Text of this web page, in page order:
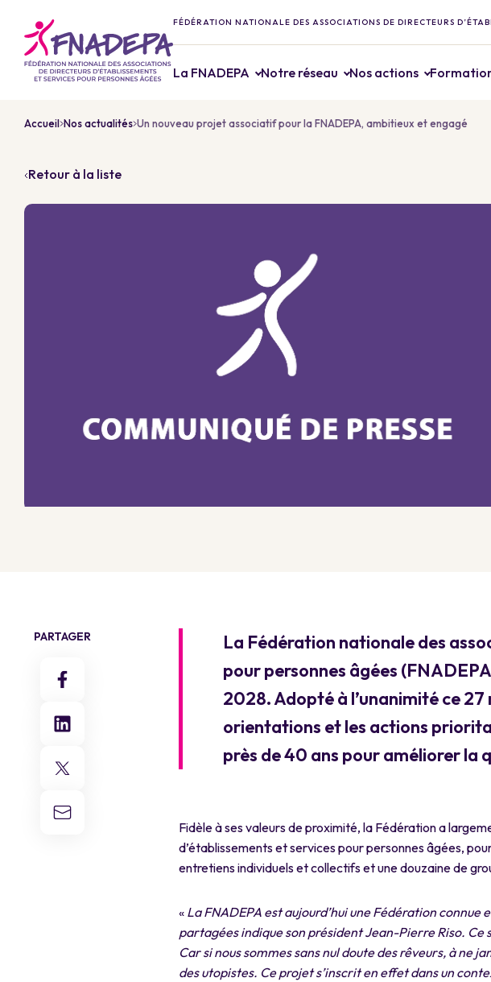
FÉDÉRATION NATIONALE DES ASSOCIATIONS DE DIRECTEURS
La FNADEPA Notre réseau Nos actions
Accueil Nos actualités Un nouveau projet associatif pour la FNADEPA, ambitieux et engagé
Retour à la liste
PARTAGER
La Fédération nationale des
pour personnes âgées
2028. Adopté à l’unanimité ce
orientations et les actions
près de 40 ans pour améliorer la
Fidèle à ses valeurs de proximité, la Fédération a
d’établissements et services pour personnes âgées,
entretiens individuels et collectifs et une douzaine de
« La FNADEPA est aujourd’hui une Fédération
partagées indique son président Jean-Pierre Riso. Ce
Car si nous sommes sans nul doute des rêveurs, à ne
des utopistes. Ce projets’inscrit en effet dans un